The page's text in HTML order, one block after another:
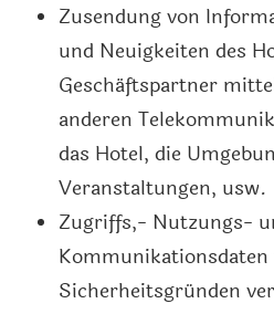
Zusendung von
und Neuigkeiten des
Geschäftspartner
anderen
das Hotel, die
Veranstaltungen, usw.
Zugriffs,- Nutzungs-
Kommunikationsdaten
Sicherheitsgründen